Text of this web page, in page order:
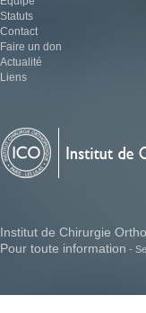
Statuts
Contact
Faire un don
Actualité
Liens
Institut de Chirurgie
Pour toute information -